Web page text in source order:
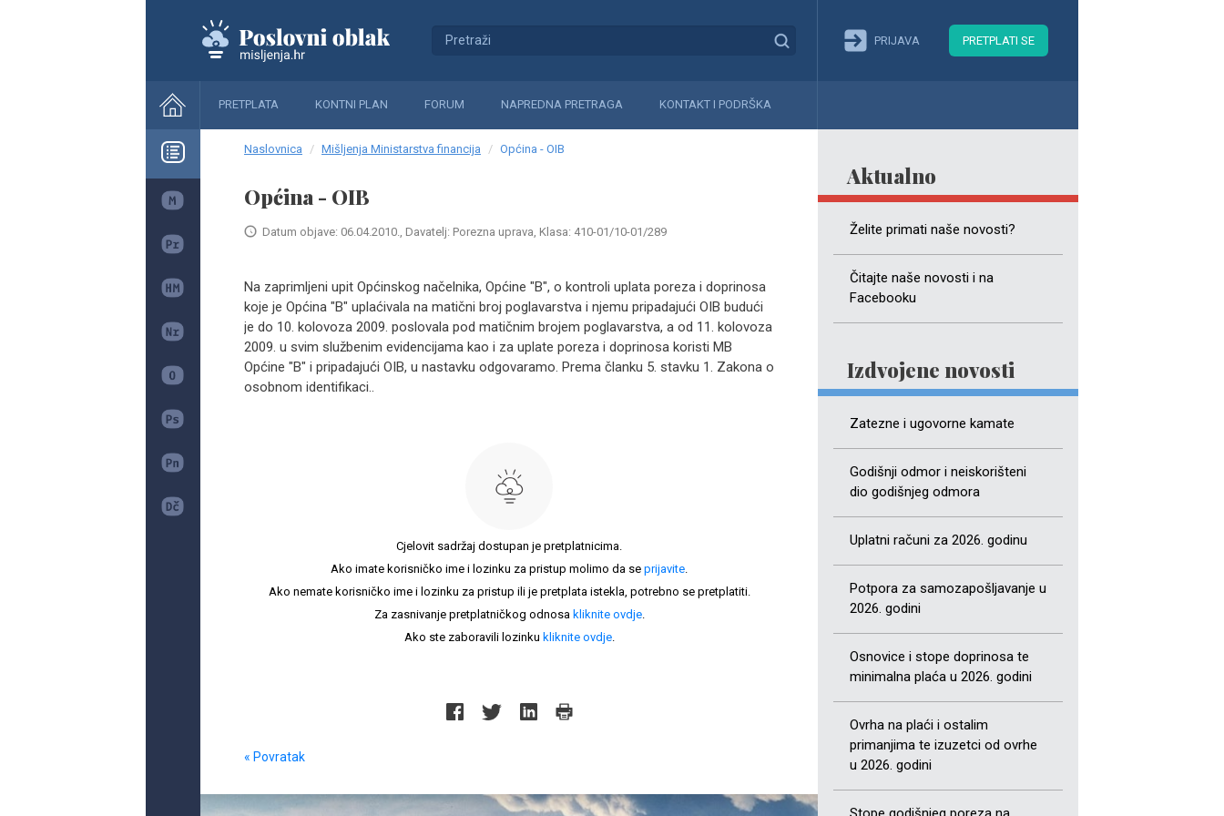
PRIJAVA PRETPLATI SE
PRETPLATA KONTNI PLAN FORUM NAPREDNA PRETRAGA KONTAKT I PODRŠKA
Aktualno
Želite primati naše novosti?
Čitajte naše novosti i na
Facebooku
Izdvojene novosti
Zatezne i ugovorne kamate
Godišnji odmor i neiskorišteni
dio godišnjeg odmora
Uplatni računi za 2026. godinu
Potpora za samozapošljavanje u
2026. godini
Osnovice i stope doprinosa te
minimalna plaća u 2026. godini
Ovrha na plaći i ostalim
primanjima te izuzetci od ovrhe
u 2026. godini
Naslovnica Mišljenja Ministarstva financija Općina - OIB
Općina - OIB
Datum objave: 06.04.2010., Davatelj: Porezna uprava, Klasa: 410-01/10-01/289
Na zaprimljeni upit Općinskog načelnika, Općine "B", o kontroli uplata poreza i doprinosa
koje je Općina "B" uplaćivala na matični broj poglavarstva i njemu pripadajući OIB budući
je do 10. kolovoza 2009. poslovala pod matičnim brojem poglavarstva, a od 11. kolovoza
2009. u svim službenim evidencijama kao i za uplate poreza i doprinosa koristi MB
Općine "B" i pripadajući OIB, u nastavku odgovaramo. Prema članku 5. stavku 1. Zakona o
osobnom identifikaci..
Cjelovit sadržaj dostupan je pretplatnicima.
Ako imate korisničko ime i lozinku za pristup molimo da se prijavite.
Ako nemate korisničko ime i lozinku za pristup ili je pretplata istekla, potrebno se pretplatiti.
Za zasnivanje pretplatničkog odnosa kliknite ovdje.
Ako ste zaboravili lozinku kliknite ovdje.
« Povratak